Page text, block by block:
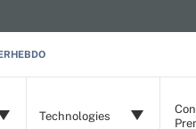
Technologies